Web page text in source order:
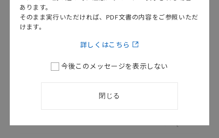
ロ
扱
説
SCHE-
あります。
そのまま実行いただければ、PDF文書の内容をご参照いただ
けます。
詳しくはこちら
今後このメッセージを表示しない
閉じる